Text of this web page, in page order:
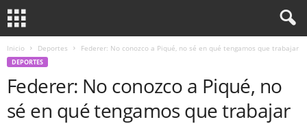
Inicio Deportes Federer: No conozco a Piqué, no sé en qué tengamos que trabajar
DEPORTES
Federer: No conozco a Piqué, no
sé en qué tengamos que trabajar